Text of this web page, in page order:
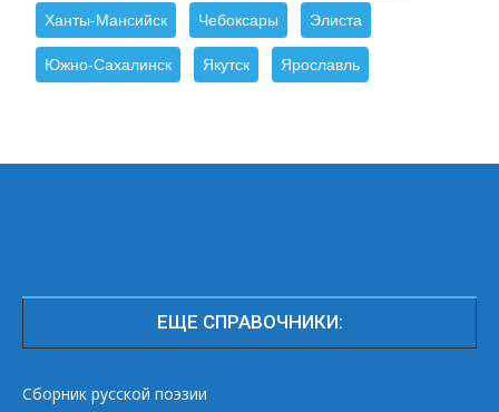
Ханты-Мансийск Чебоксары Элиста
Южно-Сахалинск Якутск Ярославль
ЕЩЕ СПРАВОЧНИКИ:
Сборник русской поэзии